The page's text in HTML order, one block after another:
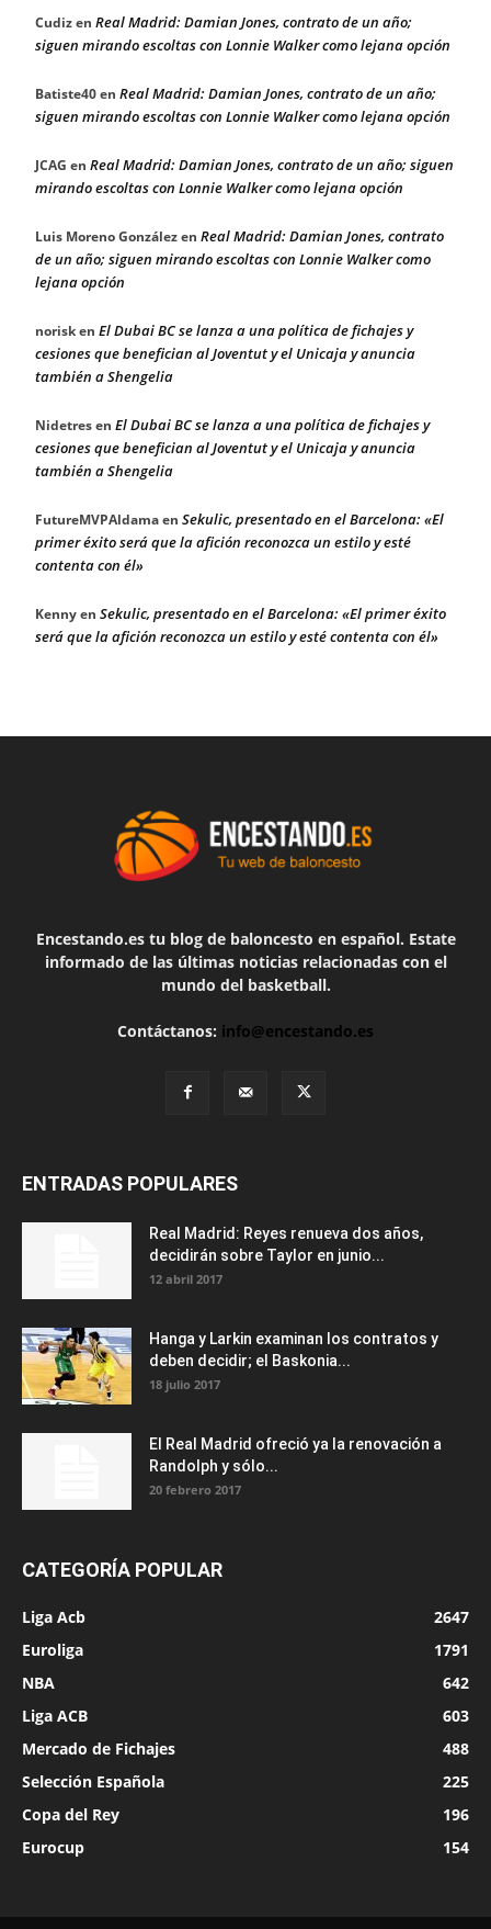
Cudizen Real Madrid: Damian Jones, contrato de un año;
siguen mirando escoltas con Lonnie Walker como lejana opción
Batiste40en Real Madrid: Damian Jones, contrato de un año;
siguen mirando escoltas con Lonnie Walker como lejana opción
JCAG en Real Madrid: Damian Jones, contrato de un año; siguen
mirando escoltas con Lonnie Walker como lejana opción
Luis Moreno Gonzálezen Real Madrid: Damian Jones, contrato
de un año; siguen mirando escoltas con Lonnie Walker como
lejana opción
norisken El Dubai BC se lanza a una política de fichajes y
cesiones que benefician al Joventut y el Unicaja y anuncia
también a Shengelia
Nidetresen El Dubai BC se lanza a una política de fichajes y
cesiones que benefician al Joventut y el Unicaja y anuncia
también a Shengelia
FutureMVPAldamaen Sekulic, presentado en el Barcelona: «El
primer éxito será que la afición reconozca un estilo y esté
contenta con él»
Kennyen Sekulic, presentado en el Barcelona: «El primer éxito
será que la afición reconozca un estilo y esté contenta con él»
Encestando.es tu blog de baloncesto en español. Estate
informado de las últimas noticias relacionadas con el
mundo del basketball.
Contáctanos: info@encestando.es
ENTRADAS POPULARES
Real Madrid: Reyes renueva dos años,
decidirán sobre Taylor en junio...
12 abril 2017
Hanga y Larkin examinan los contratos y
deben decidir; el Baskonia...
18 julio 2017
El Real Madrid ofreció ya la renovación a
Randolph y sólo...
20 febrero 2017
CATEGORÍA POPULAR
Liga Acb
2647
Euroliga
1791
NBA
642
Liga ACB
603
Mercado de Fichajes
488
Selección Española
225
Copa del Rey
196
Eurocup
154